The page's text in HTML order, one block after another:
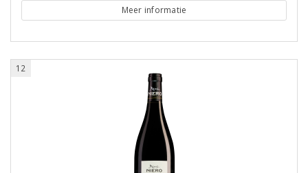
Meer informatie
12